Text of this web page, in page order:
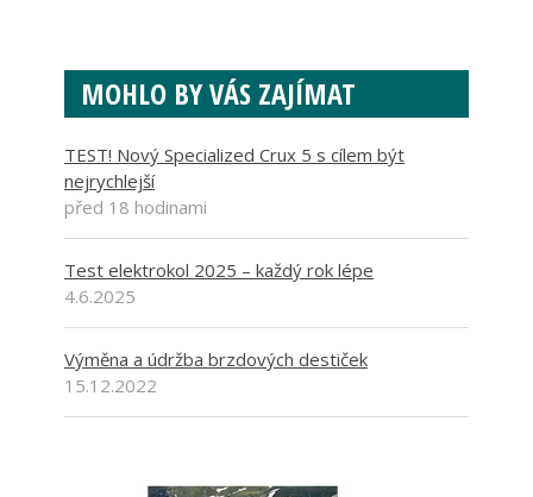
MOHLO BY VÁS ZAJÍMAT
TEST! Nový Specialized Crux 5 s cílem být
nejrychlejší
před 18 hodinami
Test elektrokol 2025 – každý rok lépe
4.6.2025
Výměna a údržba brzdových destiček
15.12.2022